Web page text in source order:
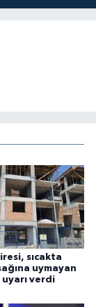
sıcakta
uymayan
uyarı verdi